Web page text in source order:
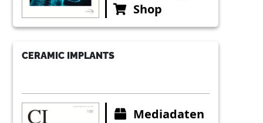
Shop
CERAMIC IMPLANTS
Mediadaten